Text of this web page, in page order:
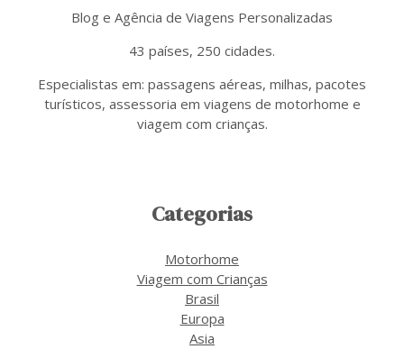
Blog e Agência de Viagens Personalizadas
43 países, 250 cidades.
Especialistas em: passagens aéreas, milhas, pacotes
turísticos, assessoria em viagens de motorhome e
viagem com crianças.
Categorias
Motorhome
Viagem com Crianças
Brasil
Europa
Asia